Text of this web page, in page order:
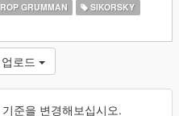
GRUMMAN
SIKORSKY
로드
준을 변경해보십시오.